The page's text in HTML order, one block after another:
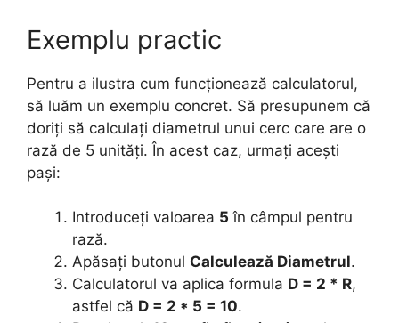
Exemplu practic
Pentru a ilustra cum funcționează calculatorul,
să luăm un exemplu concret. Să presupunem că
doriți să calculați diametrul unui cerc care are o
rază de 5 unități. În acest caz, urmați acești
pași:
Introduceți valoarea 5 în câmpul pentru
rază.
Apăsați butonul Calculează Diametrul.
Calculatorul va aplica formula D = 2 * R,
astfel că D = 2 * 5 = 10.